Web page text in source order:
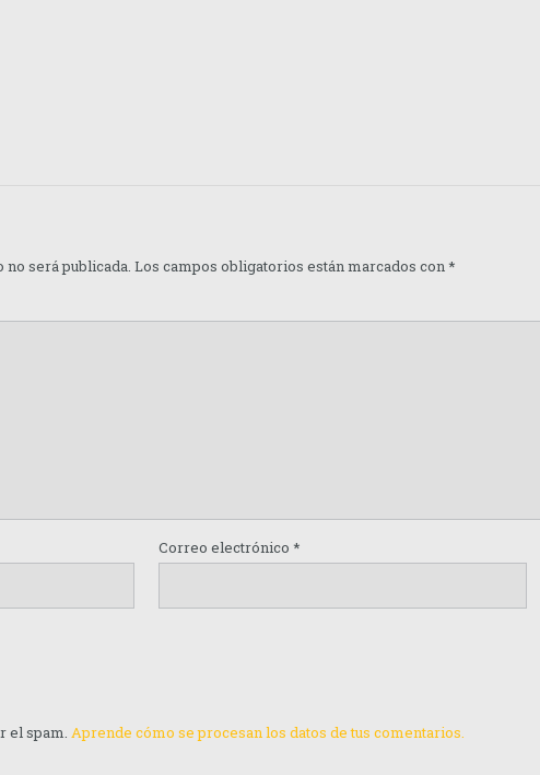
será publicada. Los campos obligatorios están marcados con*
Correo electrónico *
el spam. Aprende cómo se procesan los datos de tus comentarios.